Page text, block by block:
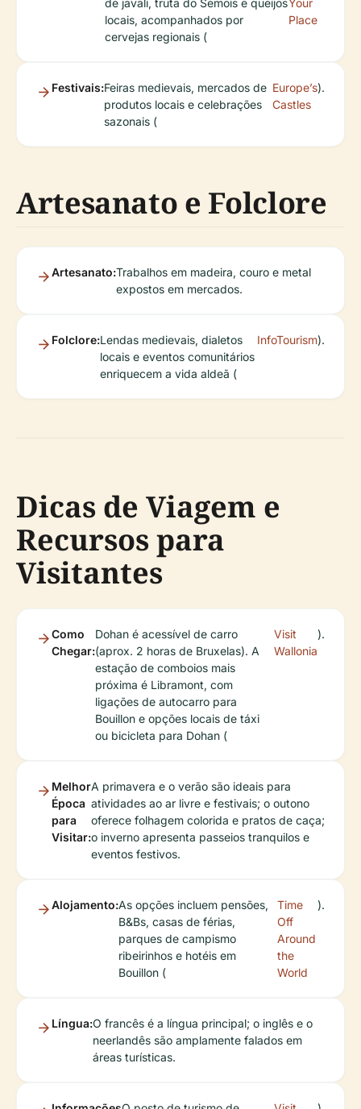
de javali, truta do Semois e queijos
locais, acompanhados por
cervejas regionais (
Your
Place
Festivais:Feiras medievais, mercados de
produtos locais e celebrações
sazonais (
Europe’s
Castles
).
Artesanato e Folclore
Artesanato:Trabalhos em madeira, couro e metal
expostos em mercados.
Folclore:Lendas medievais, dialetos
locais e eventos comunitários
enriquecem a vida aldeã (
InfoTourism).
Dicas de Viagem e
Recursos para
Visitantes
Como
Chegar:
Dohan é acessível de carro
(aprox. 2 horas de Bruxelas). A
estação de comboios mais
próxima é Libramont, com
ligações de autocarro para
Bouillon e opções locais de táxi
ou bicicleta para Dohan (
Visit
Wallonia
).
Melhor
Época
para
Visitar:
A primavera e o verão são ideais para
atividades ao ar livre e festivais; o outono
oferece folhagem colorida e pratos de caça;
o inverno apresenta passeios tranquilos e
eventos festivos.
Alojamento:As opções incluem pensões,
B&Bs, casas de férias,
parques de campismo
ribeirinhos e hotéis em
Bouillon (
Time
Off
Around
the
World
).
Língua:O francês é a língua principal; o inglês e o
neerlandês são amplamente falados em
áreas turísticas.